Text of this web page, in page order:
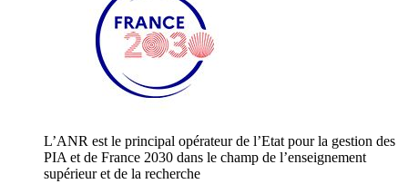
L’ANR est le principal opérateur de l’Etat pour la gestion des
PIA et de France 2030 dans le champ de l’enseignement
supérieur et de la recherche